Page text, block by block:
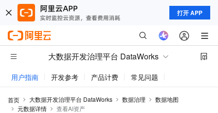
打开 APP
大数据开发治理平台 DataWorks
用户指南 开发参考 产品计费 常见问题
首页 大数据开发治理平台 DataWorks 数据治理
数据地图
元数据详情
查看AI资产